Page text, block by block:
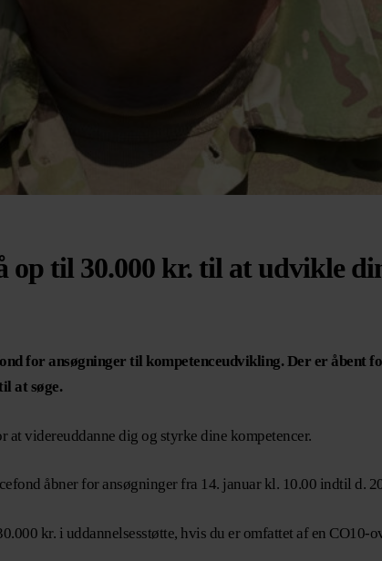
op til 30.000 kr. til at udvikle
for ansøgninger til kompetenceudvikling. Der er åbent
at søge.
at videreuddanne dig og styrke dine kompetencer.
åbner for ansøgninger fra 14. januar kl. 10.00 indtil d.
kr. i uddannelsesstøtte, hvis du er omfattet af en CO10-